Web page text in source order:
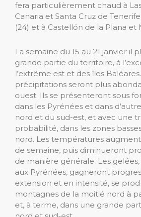
fera particulièrement chaud à
Canaria et Santa Cruz de
(24) et à Castellón de la Plana et
La semaine du 15 au 21 janvier il
grande partie du territoire, à
l’extrême est et des îles
précipitations seront plus
ouest. Ils se présenteront sous
dans les Pyrénées et dans
nord et du sud-est, et avec une
probabilité, dans les zones
nord. Les températures
de semaine, puis diminueront
de manière générale. Les
aux Pyrénées, gagneront
extension et en intensité, se
montagnes de la moitié nord à
et, à terme, dans une grande